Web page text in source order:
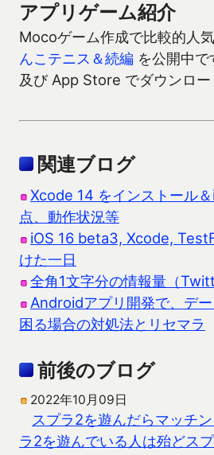
アプリゲーム紹介
Mocoゲーム作成で比較的人
んこテニス＆続編 を公開中
及び App Store でダウンロー
関連ブログ
Xcode 14 をインストール
点、動作状況等
iOS 16 beta3, Xcode,
けた一日
全角1文字分の情報量（
Androidアプリ開発で、デ
困る場合の対処法とリセマラ
前後のブログ
2022年10月09日
スプラ2を遊んだらマッチ
ラ2を遊んでいる人は殆どス